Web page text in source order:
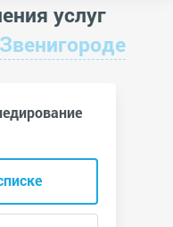
услуг
Звенигороде